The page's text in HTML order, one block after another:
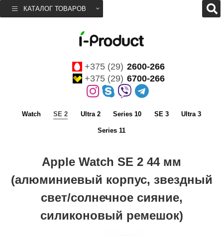
КАТАЛОГ ТОВАРОВ
+375 (29) 2600-266
+375 (29) 6700-266
Watch SE 2 Ultra 2 Series 10 SE 3 Ultra 3
Series 11
Apple Watch SE 2 44 мм
(алюминиевый корпус, звездный
свет/солнечное сияние,
силиконовый ремешок)